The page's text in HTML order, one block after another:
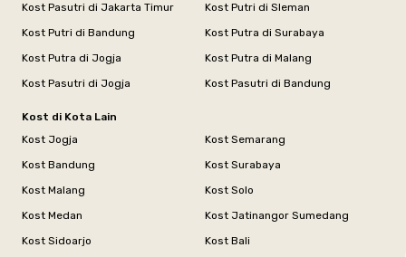
Kost Pasutri di Jakarta Timur
Kost Putri di Sleman
Kost Putri di Bandung
Kost Putra di Surabaya
Kost Putra di Jogja
Kost Putra di Malang
Kost Pasutri di Jogja
Kost Pasutri di Bandung
Kost di Kota Lain
Kost Jogja
Kost Semarang
Kost Bandung
Kost Surabaya
Kost Malang
Kost Solo
Kost Medan
Kost Jatinangor Sumedang
Kost Sidoarjo
Kost Bali